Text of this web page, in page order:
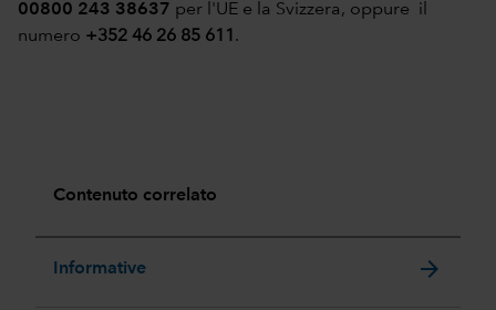
00800 243 38637 per l'UE e la Svizzera, oppure il
numero +352 46 26 85 611 .
Contenuto correlato
Informative arrow_forward